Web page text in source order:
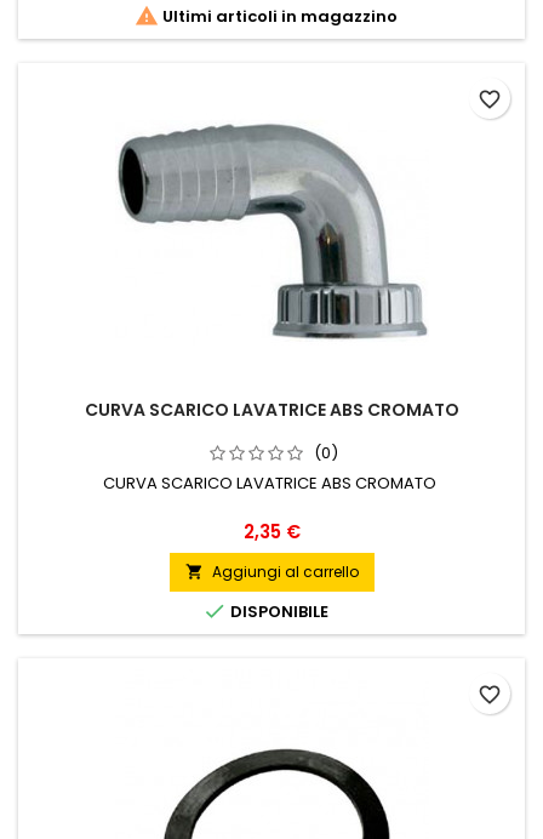
 Ultimi articoli in magazzino
CURVA SCARICO LAVATRICE ABS CROMATO
(0)
CURVA SCARICO LAVATRICE ABS CROMATO
Prezzo
2,35 €
 Aggiungi al carrello
 DISPONIBILE
favorite_border
favorite_border